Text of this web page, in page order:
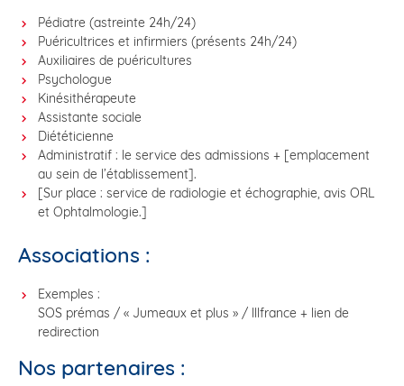
Pédiatre (astreinte 24h/24)
Puéricultrices et infirmiers (présents 24h/24)
Auxiliaires de puéricultures
Psychologue
Kinésithérapeute
Assistante sociale
Diététicienne
Administratif : le service des admissions + [emplacement
au sein de l’établissement].
[Sur place : service de radiologie et échographie, avis ORL
et Ophtalmologie.]
Associations :
Exemples :
SOS prémas / « Jumeaux et plus » / lllfrance + lien de
redirection
Nos partenaires :